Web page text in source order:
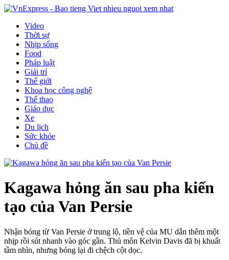
Video
Thời sự
Nhịp sống
Food
Pháp luật
Giải trí
Thế giới
Khoa học công nghệ
Thể thao
Giáo dục
Xe
Du lịch
Sức khỏe
Chủ đề
Kagawa hỏng ăn sau pha kiến
tạo của Van Persie
Nhận bóng từ Van Persie ở trung lộ, tiền vệ của MU dẫn thêm một
nhịp rồi sút nhanh vào góc gần. Thủ môn Kelvin Davis đã bị khuất
tầm nhìn, nhưng bóng lại đi chệch cột dọc.